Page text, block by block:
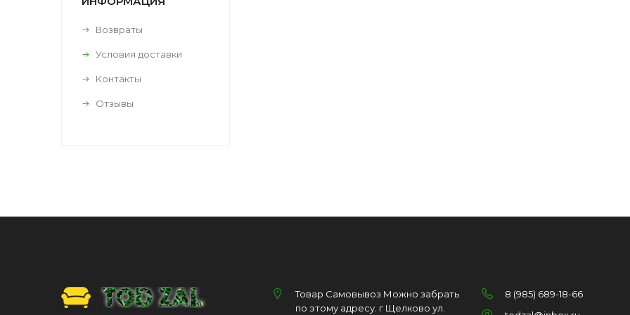
Возвраты
Условия доставки
Контакты
Отзывы
Товар Самовывоз Можно забрать
по этому адресу. г Щелково ул.
8 (985) 689-18-66